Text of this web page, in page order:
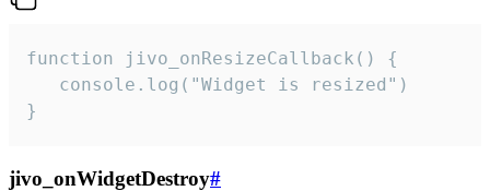
function jivo_onResizeCallback() {
   console.log("Widget is resized")
}
jivo_onWidgetDestroy#